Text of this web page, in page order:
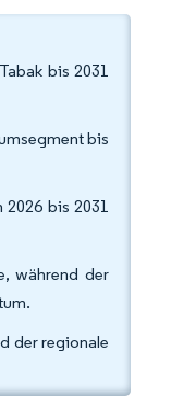
bis 2031
bis
2026 bis 2031
während der
der regionale